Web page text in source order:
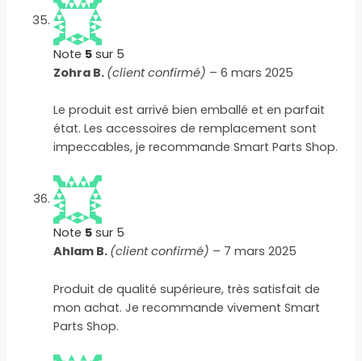
Note 5 sur 5
Zohra B. (client confirmé) – 6 mars 2025
Le produit est arrivé bien emballé et en parfait
état. Les accessoires de remplacement sont
impeccables, je recommande Smart Parts Shop.
Note 5 sur 5
Ahlam B. (client confirmé) – 7 mars 2025
Produit de qualité supérieure, très satisfait de
mon achat. Je recommande vivement Smart
Parts Shop.